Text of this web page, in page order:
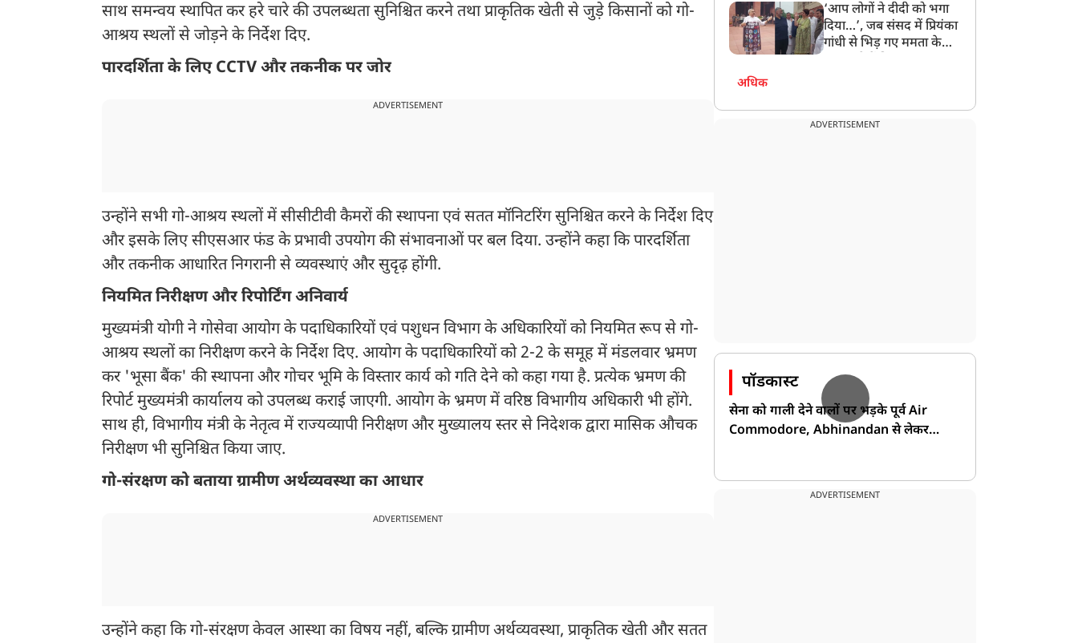
साथ समन्वय स्थापित कर हरे चारे की उपलब्धता सुनिश्चित करने तथा प्राकृतिक खेती से जुड़े किसानों को गो-
आश्रय स्थलों से जोड़ने के निर्देश दिए.
पारदर्शिता के लिए CCTV और तकनीक पर जोर
ADVERTISEMENT
उन्होंने सभी गो-आश्रय स्थलों में सीसीटीवी कैमरों की स्थापना एवं सतत मॉनिटरिंग सुनिश्चित करने के निर्देश दिए
और इसके लिए सीएसआर फंड के प्रभावी उपयोग की संभावनाओं पर बल दिया. उन्होंने कहा कि पारदर्शिता
और तकनीक आधारित निगरानी से व्यवस्थाएं और सुदृढ़ होंगी.
नियमित निरीक्षण और रिपोर्टिंग अनिवार्य
मुख्यमंत्री योगी ने गोसेवा आयोग के पदाधिकारियों एवं पशुधन विभाग के अधिकारियों को नियमित रूप से गो-
आश्रय स्थलों का निरीक्षण करने के निर्देश दिए. आयोग के पदाधिकारियों को 2-2 के समूह में मंडलवार भ्रमण
कर 'भूसा बैंक' की स्थापना और गोचर भूमि के विस्तार कार्य को गति देने को कहा गया है. प्रत्येक भ्रमण की
रिपोर्ट मुख्यमंत्री कार्यालय को उपलब्ध कराई जाएगी. आयोग के भ्रमण में वरिष्ठ विभागीय अधिकारी भी होंगे.
साथ ही, विभागीय मंत्री के नेतृत्व में राज्यव्यापी निरीक्षण और मुख्यालय स्तर से निदेशक द्वारा मासिक औचक
निरीक्षण भी सुनिश्चित किया जाए.
गो-संरक्षण को बताया ग्रामीण अर्थव्यवस्था का आधार
ADVERTISEMENT
उन्होंने कहा कि गो-संरक्षण केवल आस्था का विषय नहीं, बल्कि ग्रामीण अर्थव्यवस्था, प्राकृतिक खेती और सतत
‘आप लोगों ने दीदी को भगा
दिया…’, जब संसद में प्रियंका
गांधी से भिड़ गए ममता के
अधिक
ADVERTISEMENT
पॉडकास्ट
सेना को गाली देने वालों पर भड़के पूर्व Air
Commodore, Abhinandan से लेकर
ADVERTISEMENT